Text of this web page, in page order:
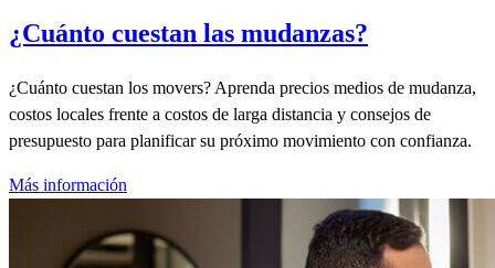
¿Cuánto cuestan las mudanzas?
¿Cuánto cuestan los movers? Aprenda precios medios de mudanza,
costos locales frente a costos de larga distancia y consejos de
presupuesto para planificar su próximo movimiento con confianza.
Más información